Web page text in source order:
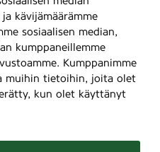
kävijämäärämme
sosiaalisen median,
kumppaneillemme
Kumppanimme
muihin tietoihin, joita olet
kun olet käyttänyt